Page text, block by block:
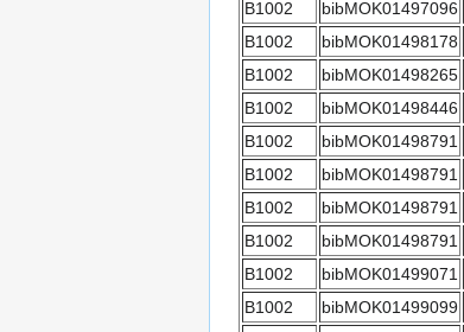
B1002
bibMOK01497096
B1002
bibMOK01498178
B1002
bibMOK01498265
B1002
bibMOK01498446
B1002
bibMOK01498791
B1002
bibMOK01498791
B1002
bibMOK01498791
B1002
bibMOK01498791
B1002
bibMOK01499071
B1002
bibMOK01499099